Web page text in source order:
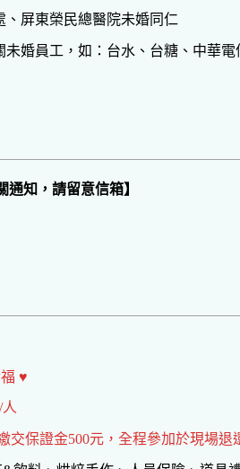
屏東榮民總醫院未婚同仁
婚員工，如：台水、台糖、中華
通知，請留意信箱】
♥
交保證金500元，全程參加於現場退